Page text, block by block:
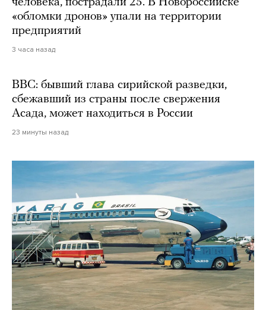
«обломки дронов» упали на территории
предприятий
3 часа назад
BBC: бывший глава сирийской разведки,
сбежавший из страны после свержения
Асада, может находиться в России
23 минуты назад